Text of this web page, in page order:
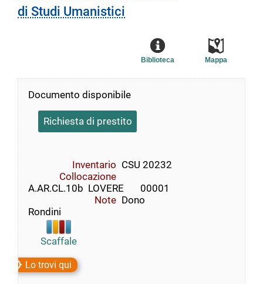
di Studi Umanistici
Mappa
Biblioteca
Documento disponibile
Richiesta di prestito
Inventario CSU 20232
Collocazione
A.AR.CL.10b  LOVERE       00001
Note Dono
Rondini
Scaffale
Lo trovi qui